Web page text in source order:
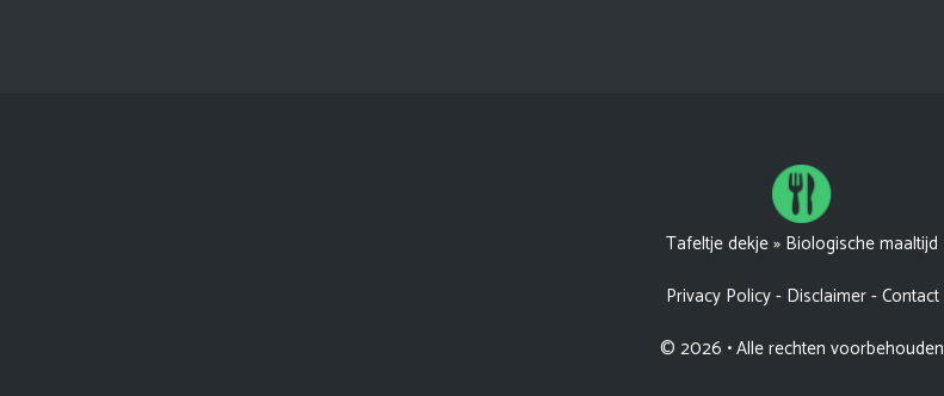
Tafeltje dekje» Biologische maaltijd
Privacy Policy- Disclaimer-Contact
© 2026 • Alle rechten voorbehouden